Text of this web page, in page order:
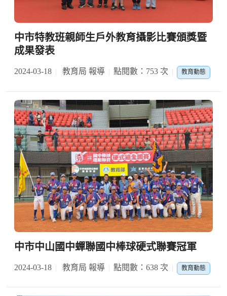
中市特教班親師生戶外教育攝影比賽頒獎暨
成果發表
2024-03-18 教育局 報導 點閱數：753 次 教育動態
中市中山國中蟬聯國中棒球硬式聯賽冠軍
2024-03-18 教育局 報導 點閱數：638 次 教育動態